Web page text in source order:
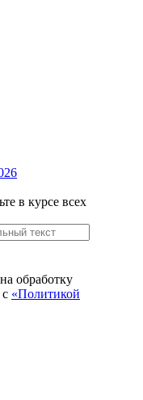
в курсе всех
обработку
«Политикой